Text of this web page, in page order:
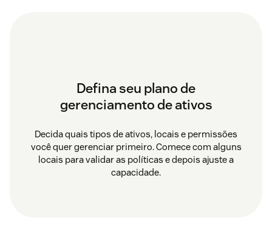
Defina seu plano de
gerenciamento de ativos
Decida quais tipos de ativos, locais e permissões
você quer gerenciar primeiro. Comece com alguns
locais para validar as políticas e depois ajuste a
capacidade.